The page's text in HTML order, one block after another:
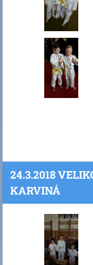
24.3.2018
KARVINÁ